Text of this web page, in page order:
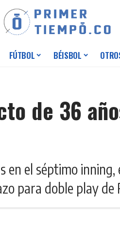
FÚTBOL BÉISBOL
de 36
en el séptimo
para doble play de